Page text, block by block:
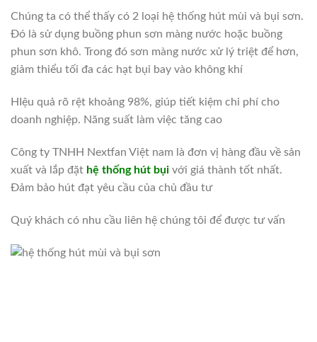
Chúng ta có thể thấy có 2 loại hệ thống hút mùi và bụi sơn.
Đó là sử dụng buồng phun sơn màng nước hoặc buồng
phun sơn khô. Trong đó sơn màng nước xử lý triệt để hơn,
giảm thiểu tối đa các hạt bụi bay vào không khí
HIệu quả rõ rệt khoảng 98%, giúp tiết kiệm chi phí cho
doanh nghiệp. Năng suất làm việc tăng cao
Công ty TNHH Nextfan Việt nam là đơn vị hàng đầu về sản
xuất và lắp đặt hệ thống hút bụi với giá thành tốt nhất.
Đảm bảo hút đạt yêu cầu của chủ đầu tư
Quý khách có nhu cầu liên hệ chúng tôi để được tư vấn